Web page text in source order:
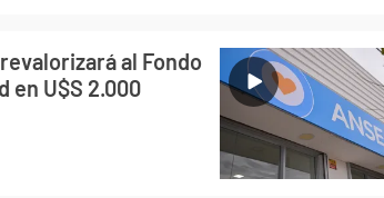
al Fondo
en U$S 2.000